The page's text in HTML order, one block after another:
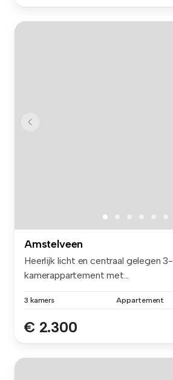
Amstelveen
Heerlijk licht en centraal gelegen 3-
kamerappartement met...
3 kamers Appartement
€ 2.300